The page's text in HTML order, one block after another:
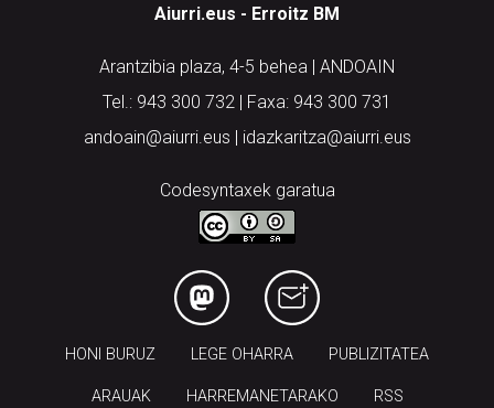
Aiurri.eus - Erroitz BM
Arantzibia plaza, 4-5 behea | ANDOAIN
Tel.: 943 300 732 | Faxa: 943 300 731
andoain@aiurri.eus | idazkaritza@aiurri.eus
Codesyntaxek garatua
HONI BURUZ LEGE OHARRA PUBLIZITATEA
ARAUAK HARREMANETARAKO RSS